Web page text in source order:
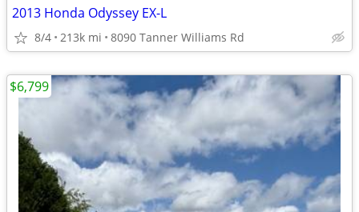
2013 Honda Odyssey EX-L
8/4 213k mi 8090 Tanner Williams Rd
$6,799